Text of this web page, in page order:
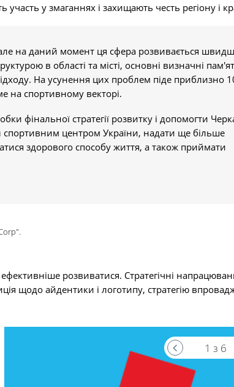
участь у змаганнях і захищають честь регіону і
на даний момент ця сфера розвивається
в області та місті, основні визначні
На усунення цих проблем піде приблизно
на спортивному векторі.
фінальної стратегії розвитку і допомогти
спортивним центром України, надати ще більше
здорового способу життя, а також приймати
розвиватися. Стратегічні
щодо айдентики і логотипу, стратегію
1 з 6